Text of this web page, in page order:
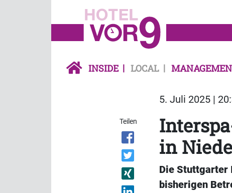
INSIDE LOCAL
5. Juli 2025 |
Teilen
in
Die Stuttgarter
bisherigen